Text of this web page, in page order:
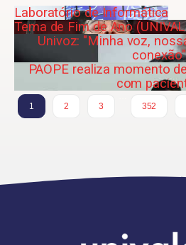
Laboratório de Informática
Tema de Fim de Ano
Univoz: "Minha voz,
conexão"
PAOPE realiza momento
com
1 2 3
352